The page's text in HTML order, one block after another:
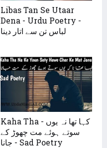
Libas Tan Se Utaar
Dena - Urdu Poetry -
لباس تن سے اتار دینا
Kaha Tha - کہا تھا نہ یوں
سوتے ہوئے مت چھوڑ کے
جانا - Sad Poetry